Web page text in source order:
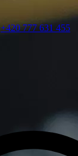
+420 777 631 455